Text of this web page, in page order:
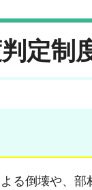
定制
る倒壊や、